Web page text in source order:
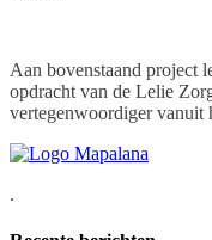
Aan bovenstaand project
opdracht van de Lelie
vertegenwoordiger vanuit
.